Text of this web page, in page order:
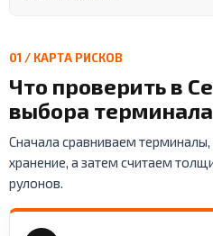
01 / КАРТА РИСКОВ
Что проверить в
выбора терминала
Сначала сравниваем
хранение, а затем считаем
рулонов.